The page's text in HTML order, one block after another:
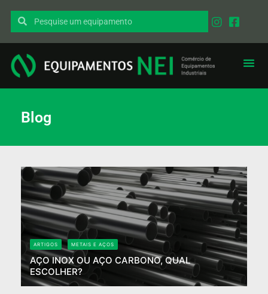
Blog
ARTIGOS METAIS E AÇOS
AÇO INOX OU AÇO CARBONO, QUAL
ESCOLHER?